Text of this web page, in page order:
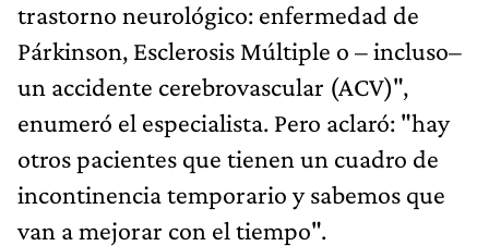
trastorno neurológico: enfermedad de
Párkinson, Esclerosis Múltiple o – incluso–
un accidente cerebrovascular (ACV)",
enumeró el especialista. Pero aclaró: "hay
otros pacientes que tienen un cuadro de
incontinencia temporario y sabemos que
van a mejorar con el tiempo".